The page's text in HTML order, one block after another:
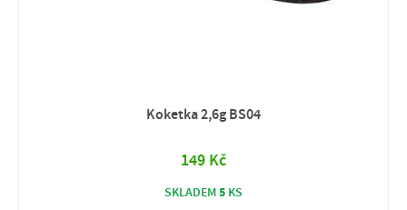
Koketka 2,6g BS04
149 Kč
SKLADEM5 KS